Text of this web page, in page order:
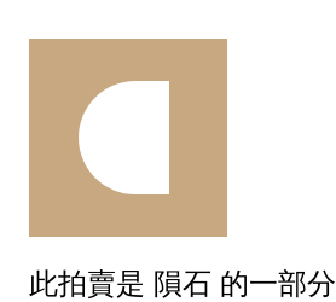
此拍賣是 隕石 的一部分